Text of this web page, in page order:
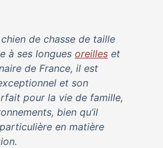
de chasse de taille
à ses longues oreilles et
de France, il est
et son
pour la vie de famille,
bien qu’il
en matière